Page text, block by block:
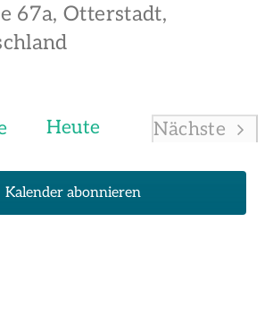
67a, Otterstadt,
Veranstaltungen
Heute
Nächste
Kalender abonnieren